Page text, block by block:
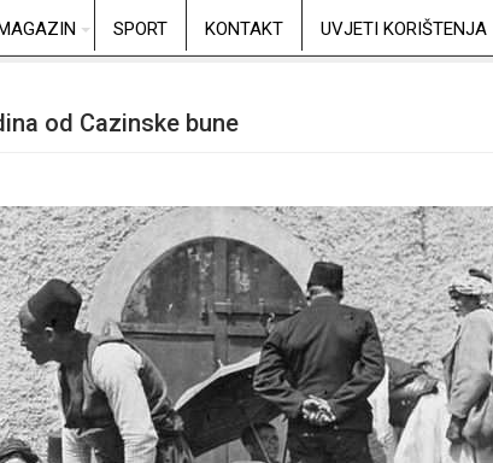
SPORT KONTAKT UVJETI KORIŠTENJA
od Cazinske bune